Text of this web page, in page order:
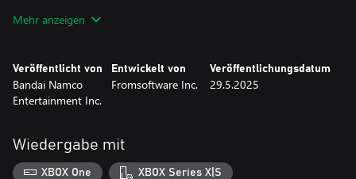
Mehr anzeigen
Veröffentlicht von
Bandai Namco
Entertainment Inc.
Entwickelt von
Fromsoftware Inc.
Veröffentlichungsdatum
29.5.2025
Wiedergabe mit
XBOX One XBOX Series X|S